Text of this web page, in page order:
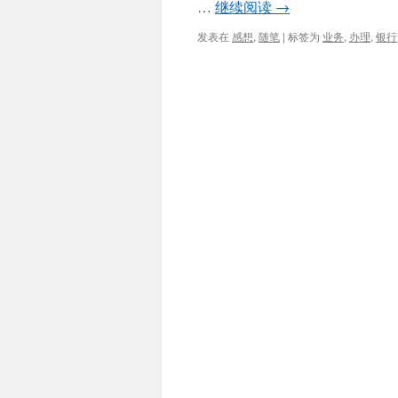
… 继续阅读 →
发表在感想, 随笔 | 标签为 业务, 办理, 银行